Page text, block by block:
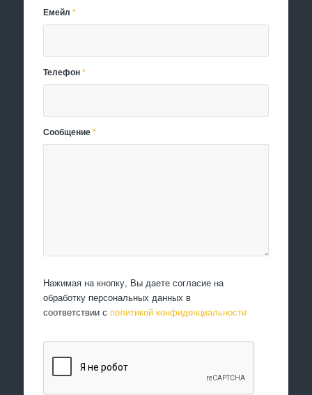
Емейл*
Телефон*
Сообщение*
Нажимая на кнопку, Вы даете согласие на
обработку персональных данных в
соответствии с политикой конфиденциальности